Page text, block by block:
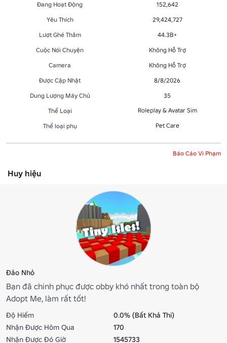
Đang Hoạt Động
152,642
Yêu Thích
29,424,727
Lượt Ghé Thăm
44.3B+
Cuộc Nói Chuyện
Không Hỗ Trợ
Camera
Không Hỗ Trợ
Được Cập Nhật
8/8/2026
Dung Lượng Máy Chủ
35
Thể Loại
Roleplay & Avatar Sim
Thể loại phụ Pet Care
Báo Cáo Vi Phạm
Huy hiệu
Đảo Nhỏ
Bạn đã chinh phục được obby khó nhất trong toàn bộ
Adopt Me, làm rất tốt!
Độ Hiếm
0.0% (Bất Khả Thi)
Nhận Được Hôm Qua
170
Nhận Được Đó Giờ
1545733